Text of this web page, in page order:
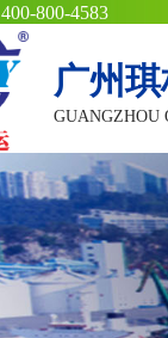
400-800-4583
广州
GUANGZHOU